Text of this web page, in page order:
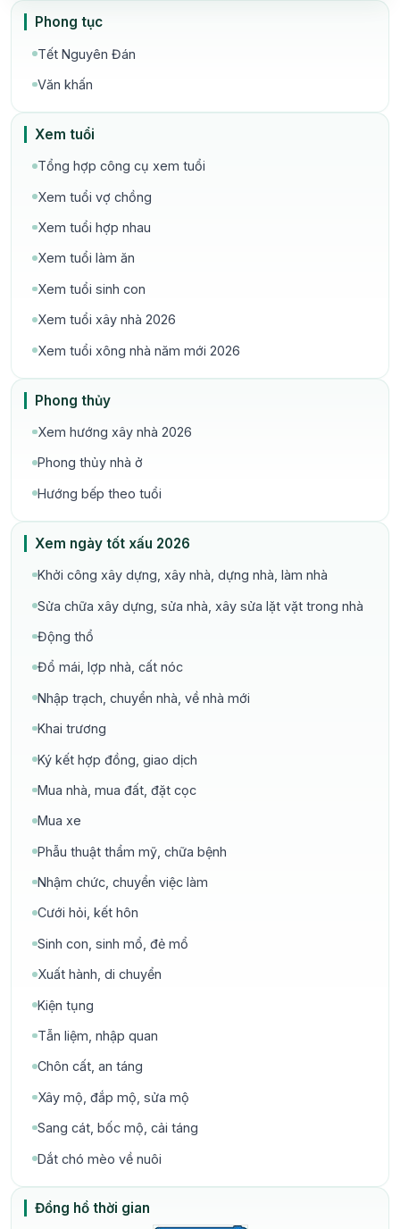
Phong tục
Tết Nguyên Đán
Văn khấn
Xem tuổi
Tổng hợp công cụ xem tuổi
Xem tuổi vợ chồng
Xem tuổi hợp nhau
Xem tuổi làm ăn
Xem tuổi sinh con
Xem tuổi xây nhà 2026
Xem tuổi xông nhà năm mới 2026
Phong thủy
Xem hướng xây nhà 2026
Phong thủy nhà ở
Hướng bếp theo tuổi
Xem ngày tốt xấu 2026
Khởi công xây dựng, xây nhà, dựng nhà, làm nhà
Sửa chữa xây dựng, sửa nhà, xây sửa lặt vặt trong nhà
Động thổ
Đổ mái, lợp nhà, cất nóc
Nhập trạch, chuyển nhà, về nhà mới
Khai trương
Ký kết hợp đồng, giao dịch
Mua nhà, mua đất, đặt cọc
Mua xe
Phẫu thuật thẩm mỹ, chữa bệnh
Nhậm chức, chuyển việc làm
Cưới hỏi, kết hôn
Sinh con, sinh mổ, đẻ mổ
Xuất hành, di chuyển
Kiện tụng
Tẫn liệm, nhập quan
Chôn cất, an táng
Xây mộ, đắp mộ, sửa mộ
Sang cát, bốc mộ, cải táng
Dắt chó mèo về nuôi
Đồng hồ thời gian